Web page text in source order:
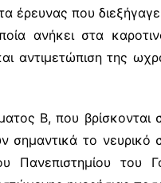
που διεξήγαγε
ανήκει στα
αντιμετώπιση της
Β, που βρίσκονται
σημαντικά το
Πανεπιστημίου